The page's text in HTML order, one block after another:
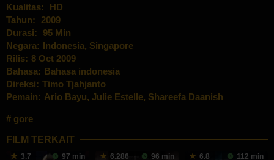
Kualitas:
HD
Tahun:
2009
Durasi:
95 Min
Negara: Indonesia, Singapore
Rilis: 8 Oct 2009
Bahasa: Bahasa indonesia
Direksi: Timo Tjahjanto
Pemain: Ario Bayu, Julie Estelle, Shareefa Daanish
gore
FILM TERKAIT
3.7 97 min 6.286 96 min 6.8 112 min